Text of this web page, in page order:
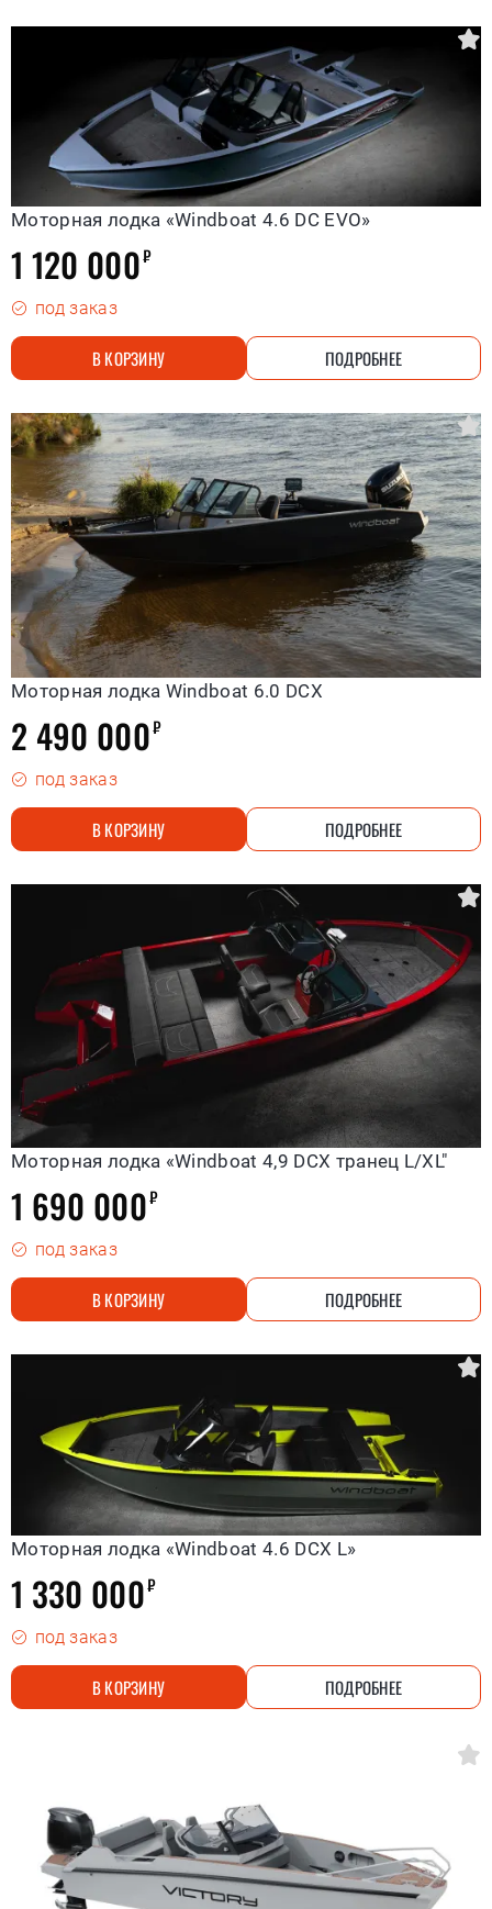
Моторная лодка «Windboat 4.6 DC EVO»
1 120 000₽
под заказ
В КОРЗИНУ ПОДРОБНЕЕ
Моторная лодка Windboat 6.0 DCX
2 490 000₽
под заказ
В КОРЗИНУ ПОДРОБНЕЕ
Моторная лодка «Windboat 4,9 DCX транец L/XL"
1 690 000₽
под заказ
В КОРЗИНУ ПОДРОБНЕЕ
Моторная лодка «Windboat 4.6 DCX L»
1 330 000₽
под заказ
В КОРЗИНУ ПОДРОБНЕЕ